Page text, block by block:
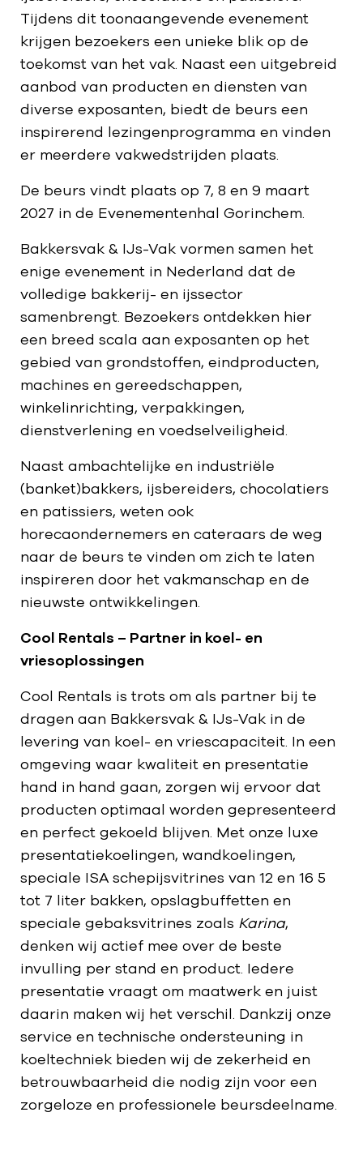
Tijdens dit toonaangevende evenement
krijgen bezoekers een unieke blik op de
toekomst van het vak. Naast een uitgebreid
aanbod van producten en diensten van
diverse exposanten, biedt de beurs een
inspirerend lezingenprogramma en vinden
er meerdere vakwedstrijden plaats.
De beurs vindt plaats op 7, 8 en 9 maart
2027 in de Evenementenhal Gorinchem.
Bakkersvak & IJs-Vak vormen samen het
enige evenement in Nederland dat de
volledige bakkerij- en ijssector
samenbrengt. Bezoekers ontdekken hier
een breed scala aan exposanten op het
gebied van grondstoffen, eindproducten,
machines en gereedschappen,
winkelinrichting, verpakkingen,
dienstverlening en voedselveiligheid.
Naast ambachtelijke en industriële
(banket)bakkers, ijsbereiders, chocolatiers
en patissiers, weten ook
horecaondernemers en cateraars de weg
naar de beurs te vinden om zich te laten
inspireren door het vakmanschap en de
nieuwste ontwikkelingen.
Cool Rentals – Partner in koel- en
vriesoplossingen
Cool Rentals is trots om als partner bij te
dragen aan Bakkersvak & IJs-Vak in de
levering van koel- en vriescapaciteit. In een
omgeving waar kwaliteit en presentatie
hand in hand gaan, zorgen wij ervoor dat
producten optimaal worden gepresenteerd
en perfect gekoeld blijven. Met onze luxe
presentatiekoelingen, wandkoelingen,
speciale ISA schepijsvitrines van 12 en 16 5
tot 7 liter bakken, opslagbuffetten en
speciale gebaksvitrines zoals Karina,
denken wij actief mee over de beste
invulling per stand en product. Iedere
presentatie vraagt om maatwerk en juist
daarin maken wij het verschil. Dankzij onze
service en technische ondersteuning in
koeltechniek bieden wij de zekerheid en
betrouwbaarheid die nodig zijn voor een
zorgeloze en professionele beursdeelname.